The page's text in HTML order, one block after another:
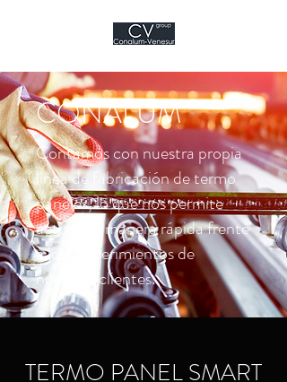
CONALUM
Contamos con nuestra propia
línea de fabricación de termo
paneles, lo que nos permite
actuar de manera rápida frente
a los requerimientos de
nuestros clientes.
TERMO PANEL SMART